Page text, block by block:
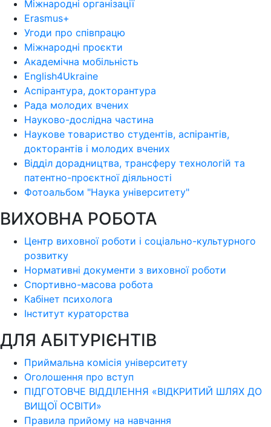
Міжнародні організації
Erasmus+
Угоди про співпрацю
Міжнародні проєкти
Академічна мобільність
English4Ukraine
Аспірантура, докторантура
Рада молодих вчених
Науково-дослідна частина
Наукове товариство студентів, аспірантів,
докторантів і молодих вчених
Відділ дорадництва, трансферу технологій та
патентно-проєктної діяльності
Фотоальбом "Наука університету"
ВИХОВНА РОБОТА
Центр виховної роботи і соціально-культурного
розвитку
Нормативні документи з виховної роботи
Спортивно-масова робота
Кабінет психолога
Інститут кураторства
ДЛЯ АБІТУРІЄНТІВ
Приймальна комісія університету
Оголошення про вступ
ПІДГОТОВЧЕ ВІДДІЛЕННЯ «ВІДКРИТИЙ ШЛЯХ ДО
ВИЩОЇ ОСВІТИ»
Правила прийому на навчання